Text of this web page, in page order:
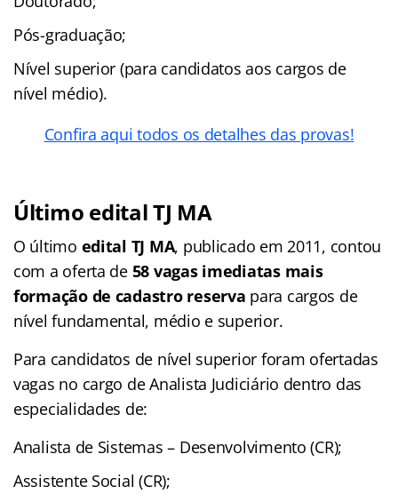
Pós-graduação;
Nível superior (para candidatos aos cargos de
nível médio).
Confira aqui todos os detalhes das provas!
Último edital TJ MA
O último edital TJ MA, publicado em 2011, contou
com a oferta de 58 vagas imediatas mais
formação de cadastro reserva para cargos de
nível fundamental, médio e superior.
Para candidatos de nível superior foram ofertadas
vagas no cargo de Analista Judiciário dentro das
especialidades de:
Analista de Sistemas – Desenvolvimento (CR);
Assistente Social (CR);